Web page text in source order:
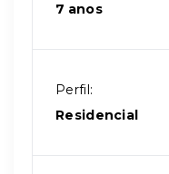
7 anos
Perfil:
Residencial